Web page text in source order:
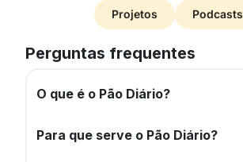
Projetos Podcasts
Perguntas frequentes
O que é o Pão Diário?
Para que serve o Pão Diário?